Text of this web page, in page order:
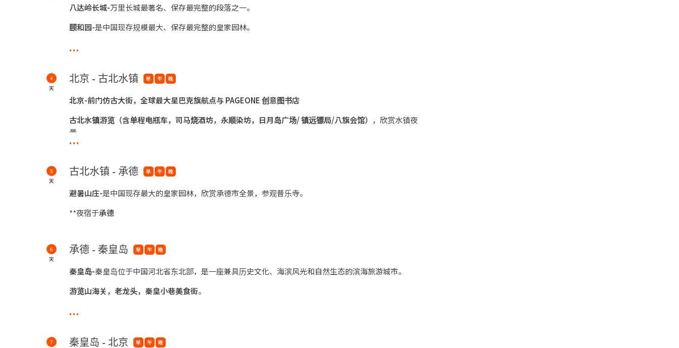
八达岭长城-万里长城最著名、保存最完整的段落之一。
颐和园-是中国现存规模最大、保存最完整的皇家园林。
冬奥会标志首钢大跳台-‘雪飞天’
街同时自由选择用餐（餐费自费）
**夜宿于北京
...
4
天
北京 - 古北水镇 早 午 晚
北京-前门仿古大街，全球最大星巴克旗航点与 PAGEONE 创意图书店
古北水镇游览（含单程电瓶车，司马烧酒坊，永顺染坊，日月岛广场/镇远镖局/八旗会馆） ，欣赏水镇夜
景。
**夜宿于北京
...
5
天
古北水镇 - 承德 早 午 晚
避暑山庄-是中国现存最大的皇家园林，欣赏承德市全景，参观普乐寺。
**夜宿于承德
6
天
承德 - 秦皇岛 早 午 晚
秦皇岛-秦皇岛位于中国河北省东北部，是一座兼具历史文化、海滨风光和自然生态的滨海旅游城市。
游览山海关，老龙头，秦皇小巷美食街。
**夜宿于
...
7 秦皇岛 - 北京 早 午 晚